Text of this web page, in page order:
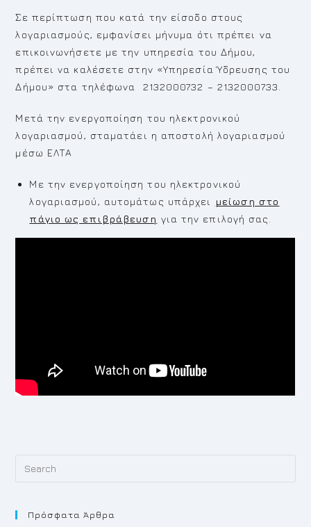
Σε περίπτωση που κατά την είσοδο στους
λογαριασμούς, εμφανίσει μήνυμα ότι πρέπει να
επικοινωνήσετε με την υπηρεσία του Δήμου,
πρέπει να καλέσετε στην «Υπηρεσία Ύδρευσης του
Δήμου» στα τηλέφωνα 2132000732 – 2132000733.
Μετά την ενεργοποίηση του ηλεκτρονικού
λογαριασμού, σταματάει η αποστολή λογαριασμού
μέσω ΕΛΤΑ
Με την ενεργοποίηση του ηλεκτρονικού
λογαριασμού, αυτομάτως υπάρχει μείωση στο
πάγιο ως επιβράβευση για την επιλογή σας.
Πρόσφατα Άρθρα